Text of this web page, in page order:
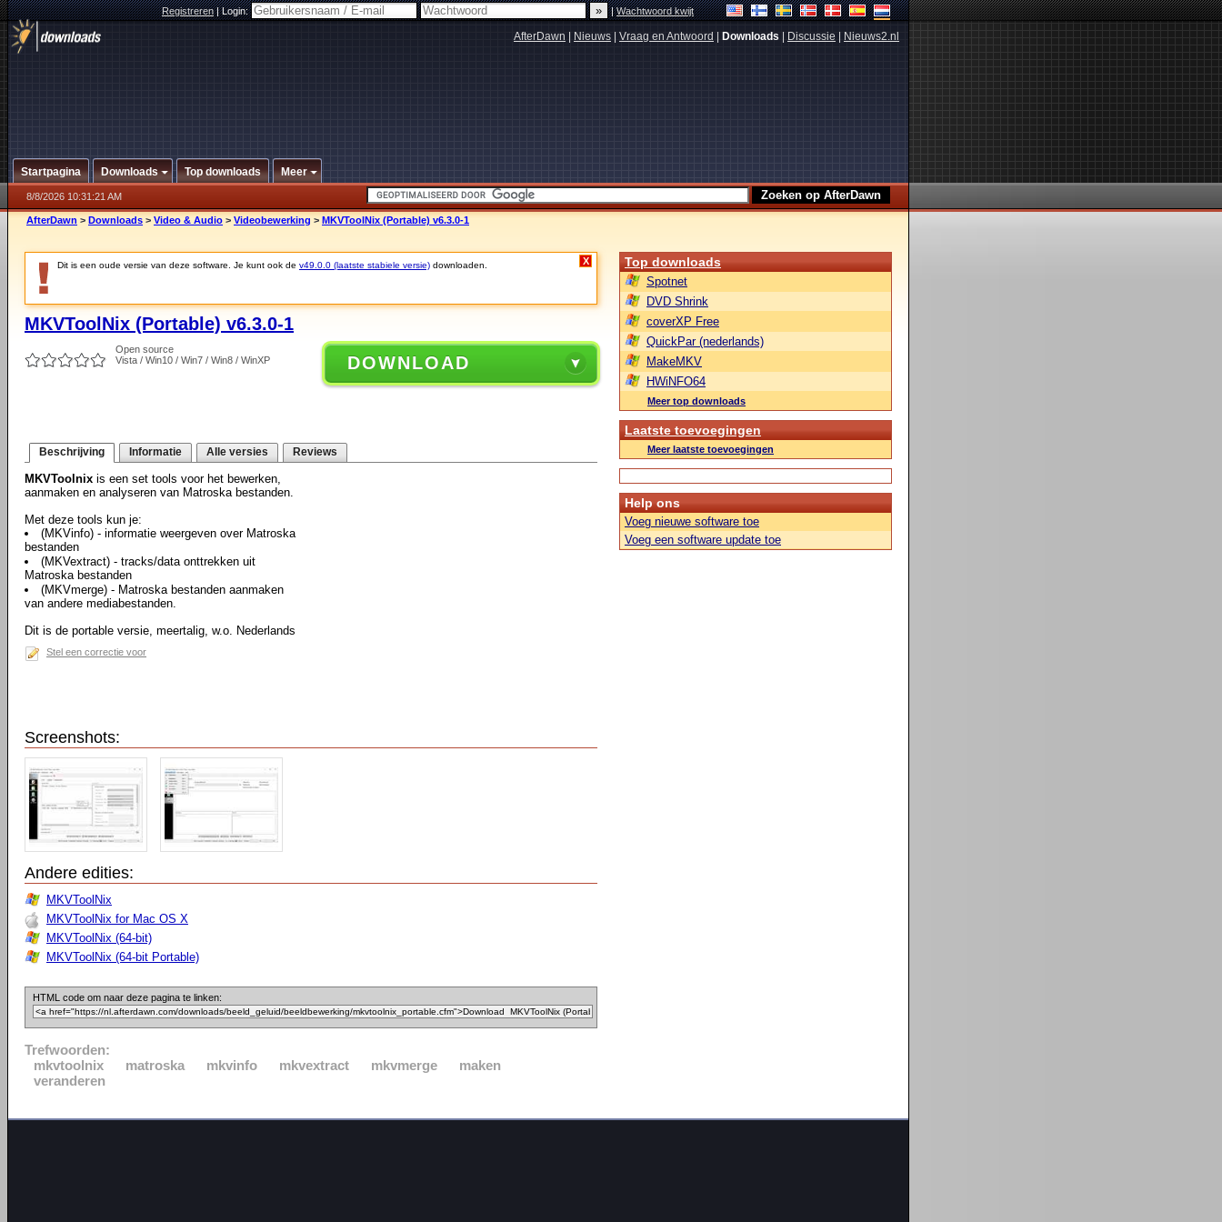
Registreren|Login: |Wachtwoord kwijt
AfterDawn Nieuws Vraag en Antwoord Downloads Discussie Nieuws2.nl
Startpagina Downloads Top downloads Meer
8/8/2026 10:31:21 AM
AfterDawn > Downloads > Video & Audio > Videobewerking > MKVToolNix (Portable) v6.3.0-1
Dit is een oude versie van deze software. Je kunt ook de v49.0.0 (laatste stabiele versie) downloaden. X
MKVToolNix (Portable) v6.3.0-1
Open source
Vista / Win10 / Win7 / Win8 / WinXP
DOWNLOAD
Beschrijving Informatie Alle versies Reviews
MKVToolnix is een set tools voor het bewerken,
aanmaken en analyseren van Matroska bestanden.
Met deze tools kun je:
(MKVinfo) - informatie weergeven over Matroska
bestanden
(MKVextract) - tracks/data onttrekken uit
Matroska bestanden
(MKVmerge) - Matroska bestanden aanmaken
van andere mediabestanden.
Dit is de portable versie, meertalig, w.o. Nederlands
Stel een correctie voor
Screenshots:
Andere edities:
MKVToolNix
MKVToolNix for Mac OS X
MKVToolNix (64-bit)
MKVToolNix (64-bit Portable)
HTML code om naar deze pagina te linken:
Trefwoorden:
mkvtoolnix
matroska mkvinfo mkvextract mkvmerge
maken
veranderen
Top downloads
Spotnet
DVD Shrink
coverXP Free
QuickPar (nederlands)
MakeMKV
HWiNFO64
Meer top downloads
Laatste toevoegingen
Meer laatste toevoegingen
Help ons
Voeg nieuwe software toe
Voeg een software update toe